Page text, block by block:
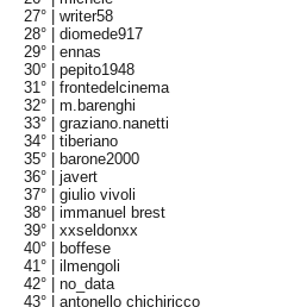
27° |writer58
28° |diomede917
29° |ennas
30° |pepito1948
31° |frontedelcinema
32° |m.barenghi
33° |graziano.nanetti
34° |tiberiano
35° |
barone2000
36° |javert
37° |giulio vivoli
38° |immanuel brest
39° |xxseldonxx
40° |
boffese
41° |ilmengoli
42° |no_data
43° |antonello chichiricco